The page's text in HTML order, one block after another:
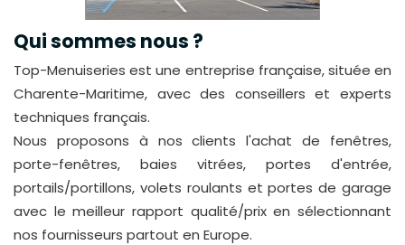
Qui sommes nous ?
Top-Menuiseries est une entreprise française, située en
Charente-Maritime, avec des conseillers et experts
techniques français.
Nous proposons à nos clients l'achat de fenêtres,
porte-fenêtres, baies vitrées, portes d'entrée,
portails/portillons, volets roulants et portes de garage
avec le meilleur rapport qualité/prix en sélectionnant
nos fournisseurs partout en Europe.